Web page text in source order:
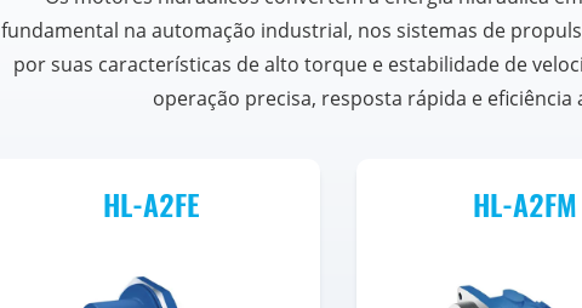
fundamental na automação industrial, nos sistemas de
por suas características de alto torque e estabilidade de
operação precisa, resposta rápida e
HL-A2FE HL-A2FM